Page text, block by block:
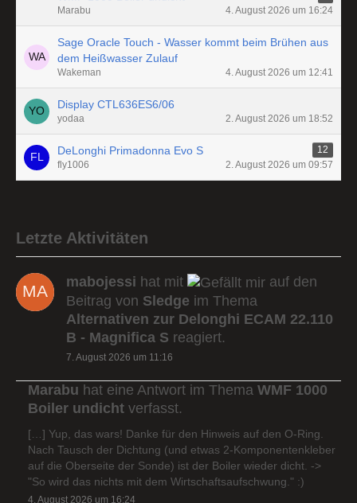
Marabu
4. August 2026 um 16:24
Sage Oracle Touch - Wasser kommt beim Brühen aus
dem Heißwasser Zulauf
Wakeman 4. August 2026 um 12:41
Display CTL636ES6/06
yodaa 2. August 2026 um 18:52
DeLonghi Primadonna Evo S
12
fly1006
2. August 2026 um 09:57
Letzte Aktivitäten
mabojessi hat mit
auf den
Beitrag von Sledge im Thema
Alternativen zur Delonghi ECAM 22.110
B - Magnifica S reagiert.
7. August 2026 um 11:16
Marabu hat eine Antwort im Thema WMF 1000
Boiler undicht verfasst.
[…] Yup, das wars! Danke für den Hinweis auf den O-Ring.
Nach Tausch der Dichtung (und etwas 2-Komponentenkleber
auf die Oberseite der Sonde) ist der Boiler wieder dicht. ->
"So wird das nichts mit dem Wirtschaftsaufschwung." :)
4. August 2026 um 16:24